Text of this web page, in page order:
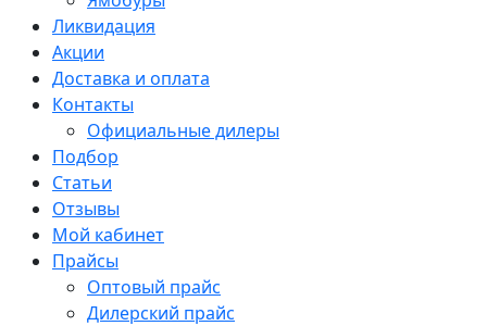
Ликвидация
Акции
Доставка и оплата
Контакты
Официальные дилеры
Подбор
Статьи
Отзывы
Мой кабинет
Прайсы
Оптовый прайс
Дилерский прайс